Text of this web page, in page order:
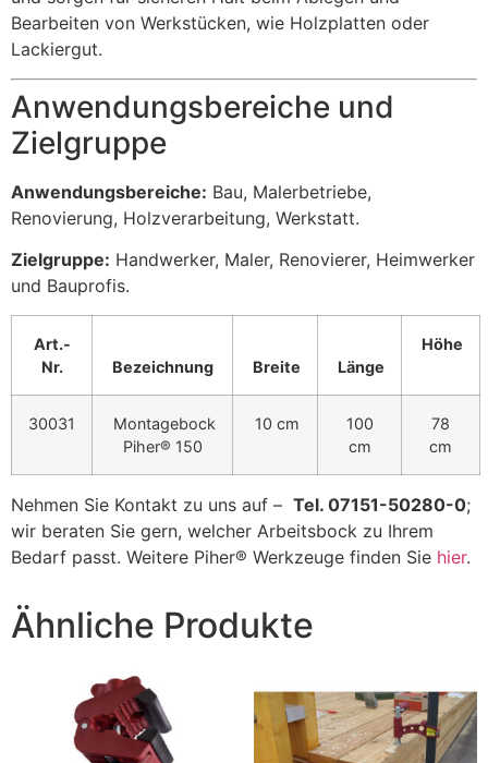
Bearbeiten von Werkstücken, wie Holzplatten oder
Lackiergut.
Anwendungsbereiche und
Zielgruppe
Anwendungsbereiche: Bau, Malerbetriebe,
Renovierung, Holzverarbeitung, Werkstatt.
Zielgruppe: Handwerker, Maler, Renovierer, Heimwerker
und Bauprofis.
Art.-
Nr.
Bezeichnung Breite Länge
Höhe
30031
Montagebock
Piher® 150
10 cm
100
cm
78
cm
Nehmen Sie Kontakt zu uns auf – Tel. 07151-50280-0;
wir beraten Sie gern, welcher Arbeitsbock zu Ihrem
Bedarf passt. Weitere Piher® Werkzeuge finden Sie hier.
Ähnliche Produkte